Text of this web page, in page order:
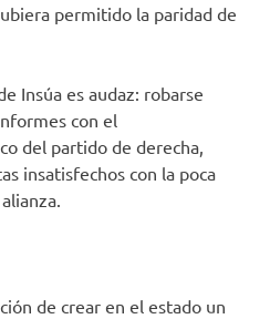
permitido la paridad de
Insúa es audaz: robarse
con el
del partido de derecha,
insatisfechos con la poca
de crear en el estado un